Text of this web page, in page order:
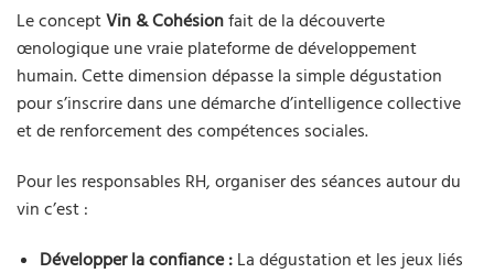
Le conceptVin & Cohésionfait de la découverte
œnologique une vraie plateforme de développement
humain. Cette dimension dépasse la simple dégustation
pour s’inscrire dans une démarche d’intelligence collective
et de renforcement des compétences sociales.
Pour les responsables RH, organiser des séances autour du
vin c’est :
Développer la confiance :La dégustation et les jeux liés